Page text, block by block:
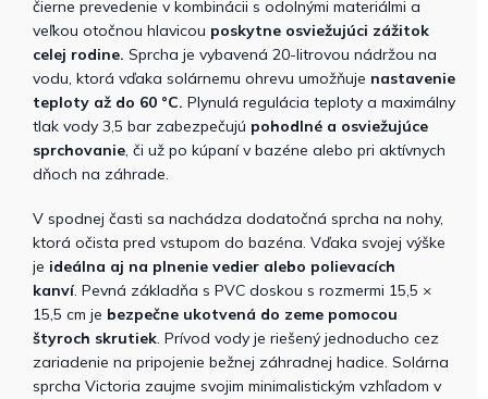
čierne prevedenie v kombinácii s odolnými materiálmi a
veľkou otočnou hlavicou poskytne osviežujúci zážitok
celej rodine. Sprcha je vybavená 20-litrovou nádržou na
vodu, ktorá vďaka solárnemu ohrevu umožňuje nastavenie
teploty až do 60 °C. Plynulá regulácia teploty a maximálny
tlak vody 3,5 bar zabezpečujú pohodlné a osviežujúce
sprchovanie, či už po kúpaní v bazéne alebo pri aktívnych
dňoch na záhrade.
V spodnej časti sa nachádza dodatočná sprcha na nohy,
ktorá očista pred vstupom do bazéna. Vďaka svojej výške
je ideálna aj na plnenie vedier alebo polievacích
kanví. Pevná základňa s PVC doskou s rozmermi 15,5 ×
15,5 cm je bezpečne ukotvená do zeme pomocou
štyroch skrutiek. Prívod vody je riešený jednoducho cez
zariadenie na pripojenie bežnej záhradnej hadice. Solárna
sprcha Victoria zaujme svojim minimalistickým vzhľadom v